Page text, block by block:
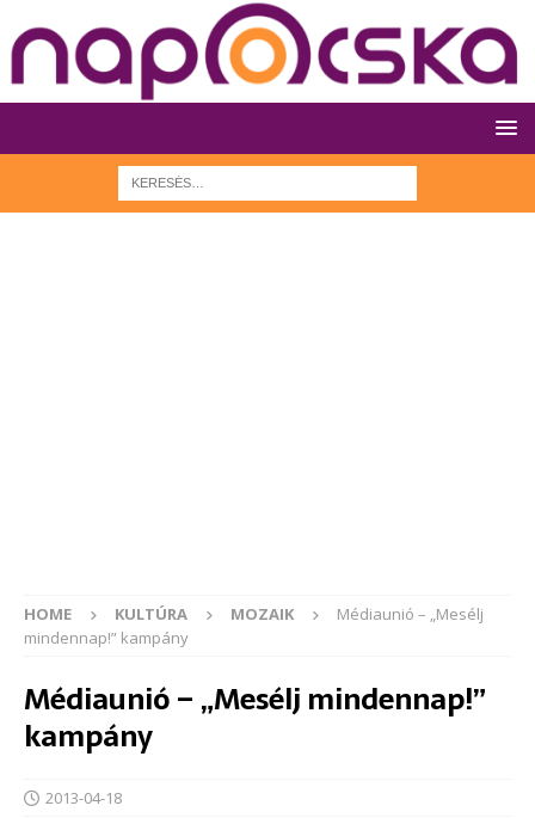
HOME KULTÚRA MOZAIK
Médiaunió – „Mesélj
mindennap!” kampány
Médiaunió – „Mesélj mindennap!”
kampány
2013-04-18